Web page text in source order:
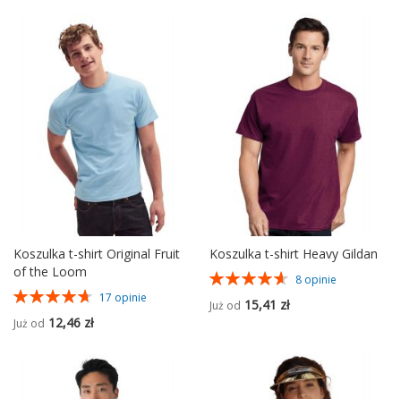
Koszulka t-shirt Original Fruit
of the Loom
Ocena:
17 opinie
Już od 12,46 zł
Koszulka t-shirt Heavy Gildan
Ocena:
8 opinie
Już od 15,41 zł